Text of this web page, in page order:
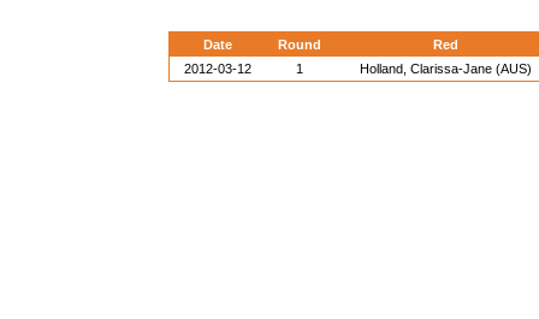
Date Round
Red
2012-03-12
1 Holland, Clarissa-Jane (AUS)